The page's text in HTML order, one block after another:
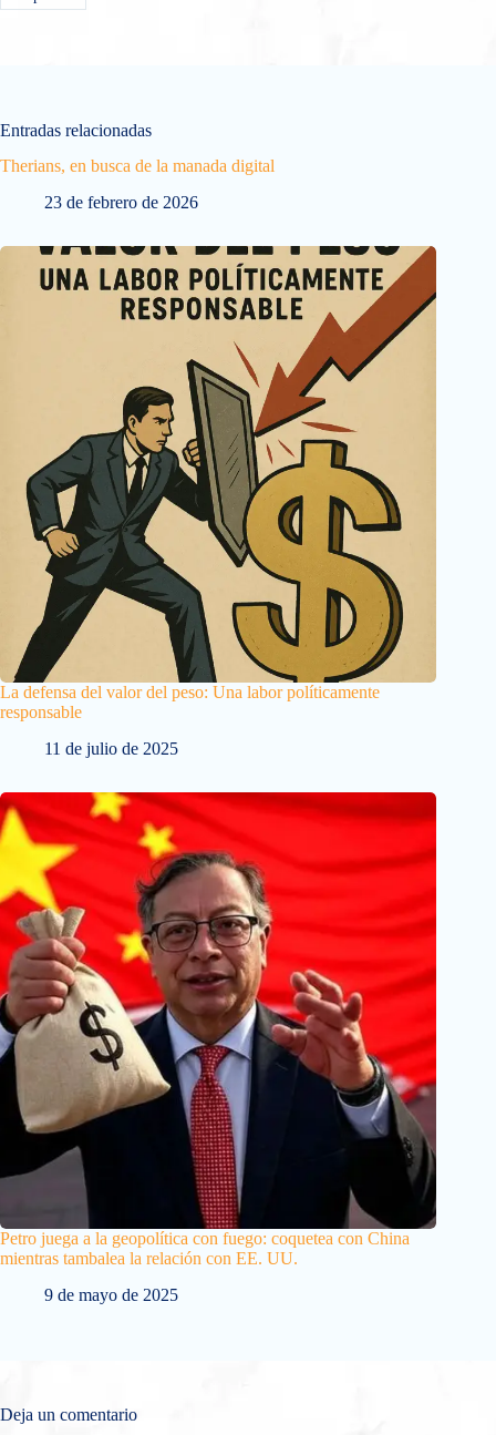
Entradas relacionadas
Therians, en busca de la manada digital
23 de febrero de 2026
La defensa del valor del peso: Una labor políticamente
responsable
11 de julio de 2025
Petro juega a la geopolítica con fuego: coquetea con China
mientras tambalea la relación con EE. UU.
9 de mayo de 2025
Deja un comentario